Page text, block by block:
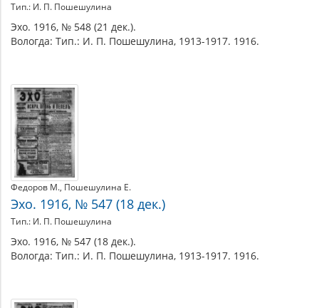
Тип.: И. П. Пошешулина
Эхо. 1916, № 548 (21 дек.).
Вологда: Тип.: И. П. Пошешулина, 1913-1917. 1916.
Федоров М. Пошешулина Е.
Эхо. 1916, № 547 (18 дек.)
Тип.: И. П. Пошешулина
Эхо. 1916, № 547 (18 дек.).
Вологда: Тип.: И. П. Пошешулина, 1913-1917. 1916.